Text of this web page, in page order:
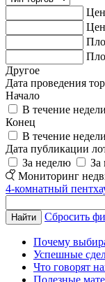
Другое
Дата проведения
Начало
В течение недели
Конец
В течение недели
Дата публикации
За неделю
За
Мониторинг
4-комнатный
Сбросить
Почему
Успешные
Что говорят
Полезные